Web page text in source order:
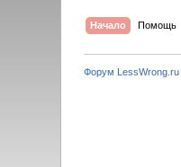
Начало Помощь
Форум LessWrong.ru